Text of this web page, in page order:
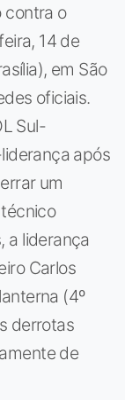
contra o
14 de
em São
oficiais.
Sul-
após
um
a liderança
Carlos
(4º
derrotas
de